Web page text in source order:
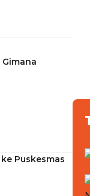
Puskesmas